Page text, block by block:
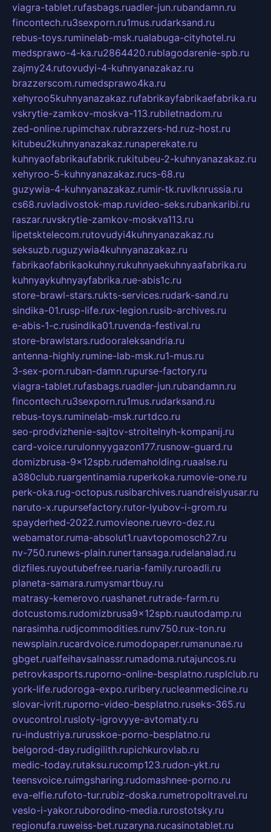
viagra-tablet.rufasbags.ruadler-jun.rubandamn.ru
fincontech.ru3sexporn.ru1mus.rudarksand.ru
rebus-toys.ruminelab-msk.rualabuga-cityhotel.ru
medsprawo-4-ka.ru2864420.rublagodarenie-spb.ru
zajmy24.rutovudyi-4-kuhnyanazakaz.ru
brazzerscom.rumedsprawo4ka.ru
xehyroo5kuhnyanazakaz.rufabrikayfabrikaefabrika.ru
vskrytie-zamkov-moskva-113.rubiletnadom.ru
zed-online.rupimchax.rubrazzers-hd.ruz-host.ru
kitubeu2kuhnyanazakaz.runaperekate.ru
kuhnyaofabrikaufabrik.rukitubeu-2-kuhnyanazakaz.ru
xehyroo-5-kuhnyanazakaz.rucs-68.ru
guzywia-4-kuhnyanazakaz.rumir-tk.ruvlknrussia.ru
cs68.ruvladivostok-map.ruvideo-seks.rubankaribi.ru
raszar.ruvskrytie-zamkov-moskva113.ru
lipetsktelecom.rutovudyi4kuhnyanazakaz.ru
seksuzb.ruguzywia4kuhnyanazakaz.ru
fabrikaofabrikaokuhny.rukuhnyaekuhnyaafabrika.ru
kuhnyaykuhnyayfabrika.rue-abis1c.ru
store-brawl-stars.rukts-services.rudark-sand.ru
sindika-01.rusp-life.rux-legion.rusib-archives.ru
e-abis-1-c.rusindika01.ruvenda-festival.ru
store-brawlstars.rudooraleksandria.ru
antenna-highly.rumine-lab-msk.ru1-mus.ru
3-sex-porn.ruban-damn.rupurse-factory.ru
viagra-tablet.rufasbags.ruadler-jun.rubandamn.ru
fincontech.ru3sexporn.ru1mus.rudarksand.ru
rebus-toys.ruminelab-msk.rurtdco.ru
seo-prodvizhenie-sajtov-stroitelnyh-kompanij.ru
card-voice.rurulonnyygazon177.rusnow-guard.ru
domizbrusa-9x12spb.rudemaholding.ruaalse.ru
a380club.ruargentinamia.ruperkoka.rumovie-one.ru
perk-oka.rug-octopus.rusibarchives.ruandreislyusar.ru
naruto-x.rupursefactory.rutor-lyubov-i-grom.ru
spayderhed-2022.rumovieone.ruevro-dez.ru
webamator.ruma-absolut1.ruavtopomosch27.ru
nv-750.runews-plain.runertansaga.rudelanalad.ru
dizfiles.ruyoutubefree.ruaria-family.ruroadli.ru
planeta-samara.rumysmartbuy.ru
matrasy-kemerovo.ruashanet.rutrade-farm.ru
dotcustoms.rudomizbrusa9x12spb.ruautodamp.ru
narasimha.rudjcommodities.runv750.rux-ton.ru
newsplain.rucardvoice.rumodopaper.rumanunae.ru
gbget.rualfeihavsalnassr.rumadoma.rutajuncos.ru
petrovkasports.ruporno-online-besplatno.rusplclub.ru
york-life.rudoroga-expo.ruribery.rucleanmedicine.ru
slovar-ivrit.ruporno-video-besplatno.ruseks-365.ru
ovucontrol.rusloty-igrovyye-avtomaty.ru
ru-industriya.rurusskoe-porno-besplatno.ru
belgorod-day.rudigilith.rupichkurovlab.ru
medic-today.rutaksu.rucomp123.rudon-ykt.ru
teensvoice.ruimgsharing.rudomashnee-porno.ru
eva-elfie.rufoto-tur.rubiz-doska.rumetropoltravel.ru
veslo-i-yakor.ruborodino-media.rurostotsky.ru
regionufa.ruweiss-bet.ruzaryna.rucasinotablet.ru